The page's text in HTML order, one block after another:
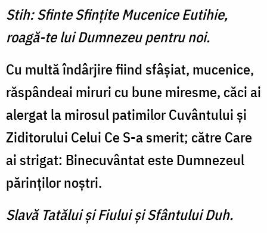
Stih: Sfinte Sfinţite Mucenice Eutihie,
roagă-te lui Dumnezeu pentru noi.
Cu multă îndârjire fiind sfâşiat, mucenice,
răspândeai miruri cu bune miresme, căci ai
alergat la mirosul patimilor Cuvântului şi
Ziditorului Celui Ce S-a smerit; către Care
ai strigat: Binecuvântat este Dumnezeul
părinţilor noştri.
Slavă Tatălui şi Fiului şi Sfântului Duh.